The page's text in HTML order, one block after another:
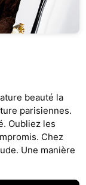
beauté la
parisiennes.
Oubliez les
Chez
Une manière